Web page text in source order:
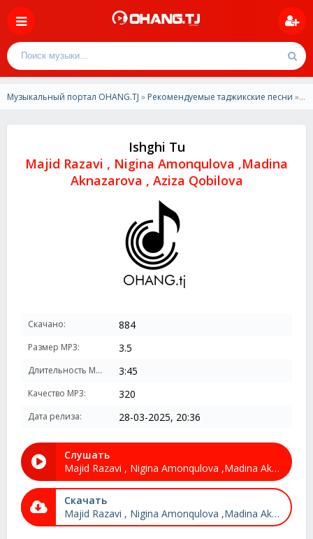
Музыкальный портал OHANG.TJ » Рекомендуемые таджикские песни » Majid Razavi , Nigina Amonqulova ,Madina Aknazarova , Aziza Qobilova - Ishghi Tu
Ishghi Tu
Majid Razavi , Nigina Amonqulova ,Madina
Aknazarova , Aziza Qobilova
Скачано: 884
Размер MP3: 3.5
Длительность MP3: 3:45
Качество MP3: 320
Дата релиза: 28-03-2025, 20:36
Слушать
Majid Razavi , Nigina Amonqulova ,Madina Aknazarova , Aziza Qobilova - Ishghi Tu
Скачать
Majid Razavi , Nigina Amonqulova ,Madina Aknazarova , Aziza Qobilova - Ishghi Tu